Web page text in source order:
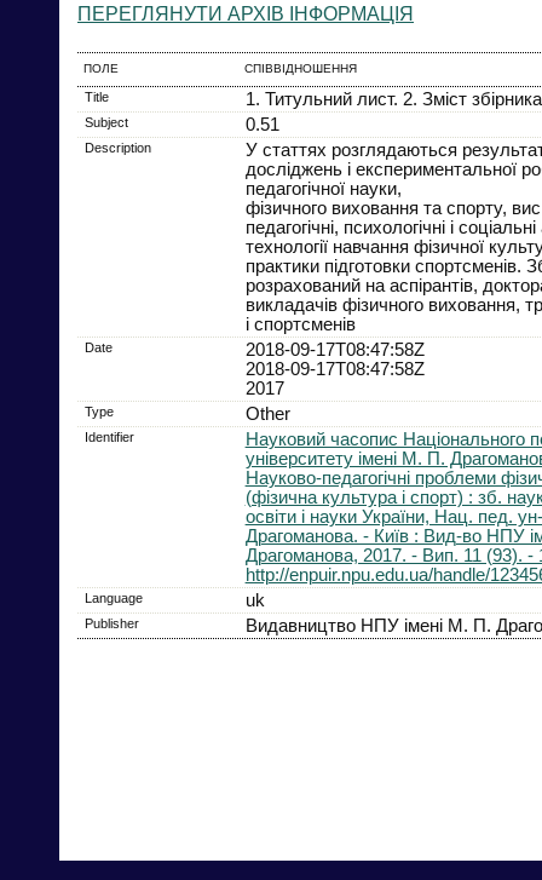
ПЕРЕГЛЯНУТИ АРХІВ ІНФОРМАЦІЯ
ПОЛЕ СПІВВІДНОШЕННЯ
Title 1. Титульний лист. 2. Зміст
Subject 0.51
Description
У статтях розглядаються
досліджень і експериментальної
педагогічної науки,
фізичного виховання та спорту,
педагогічні, психологічні і
технології навчання фізичної
практики підготовки спортсменів.
розрахований на аспірантів,
викладачів фізичного виховання,
і спортсменів
Date
2018-09-17T08:47:58Z
2018-09-17T08:47:58Z
2017
Type Other
Identifier
Науковий часопис Національного
університету імені М. П.
Науково-педагогічні проблеми
(фізична культура і спорт) : зб.
освіти і науки України, Нац. пед.
Драгоманова. - Київ : Вид-во НПУ
Драгоманова, 2017. - Вип. 11 (93). -
http://enpuir.npu.edu.ua/handle/
Language uk
Publisher Видавництво НПУ імені М. П.